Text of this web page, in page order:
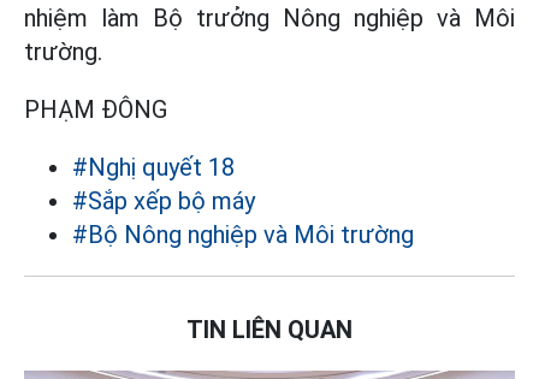
nhiệm làm Bộ trưởng Nông nghiệp và Môi
trường.
PHẠM ĐÔNG
#Nghị quyết 18
#Sắp xếp bộ máy
#Bộ Nông nghiệp và Môi trường
TIN LIÊN QUAN